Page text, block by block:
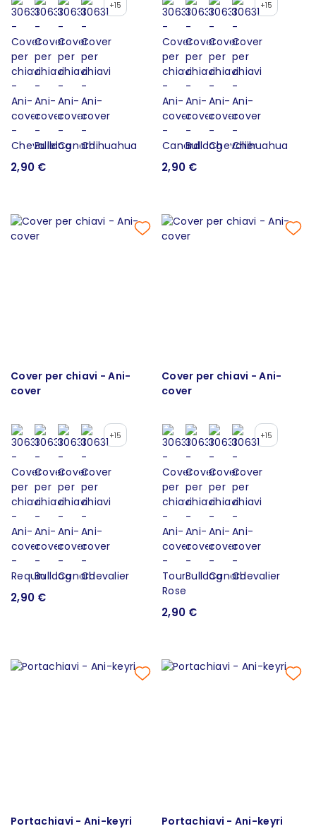
+15
2,90 €
+15
2,90 €
Cover per chiavi - Ani-
cover
+15
2,90 €
Cover per chiavi - Ani-
cover
+15
2,90 €
Portachiavi - Ani-keyri Portachiavi - Ani-keyri